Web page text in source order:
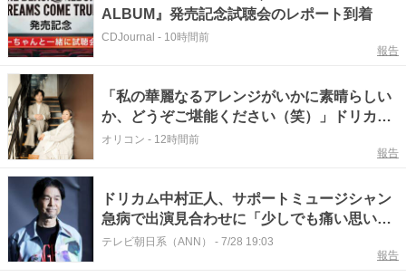
ALBUM』発売記念試聴会のレポート到着
CDJournal - 10時間前
報告
「私の華麗なるアレンジがいかに素晴らしい
か、どうぞご堪能ください（笑）」ドリカム
中村正人と聴くニューアルバム試聴会レポー
オリコン - 12時間前
報告
ドリカム中村正人、サポートミュージシャン
急病で出演見合わせに「少しでも痛い思いを
しなければと願います」
テレビ朝日系（ANN） - 7/28 19:03
報告